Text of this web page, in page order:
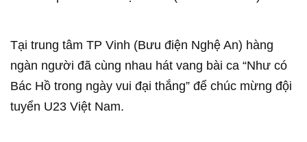
Tại trung tâm TP Vinh (Bưu điện Nghệ An) hàng
ngàn người đã cùng nhau hát vang bài ca “Như có
Bác Hồ trong ngày vui đại thắng” để chúc mừng đội
tuyển U23 Việt Nam.